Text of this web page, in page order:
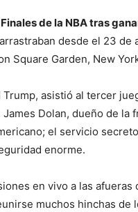
de la NBA tras
desde el 23 de
Square Garden, New
asistió al tercer
Dolan, dueño de la
el servicio
enorme.
en vivo a las afueras
muchos hinchas de